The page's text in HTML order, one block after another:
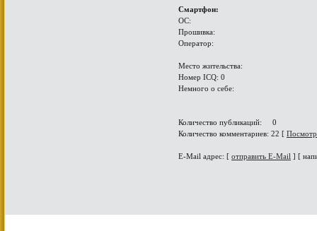
Смартфон:
ОС:
Прошивка:
Оператор:
Место жительства:
Номер ICQ: 0
Немного о себе:
Количество публикаций: 0
Количество комментариев: 22 [
E-Mail адрес: [ отправить E-Mail ] [